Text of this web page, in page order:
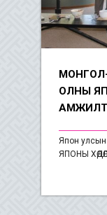
ОЛНЫ
Япон
ЯПОНЫ